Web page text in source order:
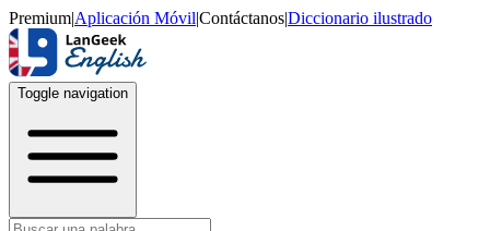
Premium|Aplicación Móvil|Contáctanos|Diccionario ilustrado
Toggle navigation